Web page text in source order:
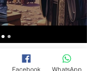
Videos
Facebook WhatsApp